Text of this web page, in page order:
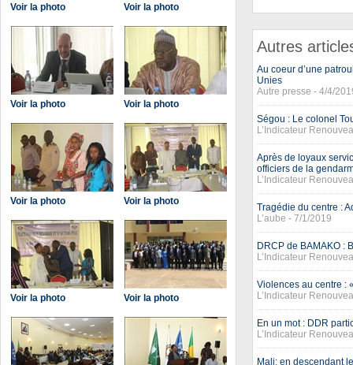
Voir la photo Voir la photo
Voir la photo Voir la photo
Voir la photo Voir la photo
Voir la photo Voir la photo
Autres
Au coeur d’une
Unies
Autre presse - 4/4/
Ségou : Le colonel
L’Indicateur
Après de loyaux
officiers de la
L’Indicateur
Tragédie du centre :
L’aube - 7/1/2019
DRCP de BAMAKO :
L’Indicateur
Violences au centre :
L’Indicateur
En un mot : DDR
L’Indicateur
Mali: en descendant